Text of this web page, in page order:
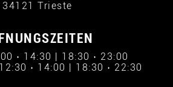
34121 Trieste
› 14:30 | 18:30 › 23:00
› 14:00 | 18:30 › 22:30